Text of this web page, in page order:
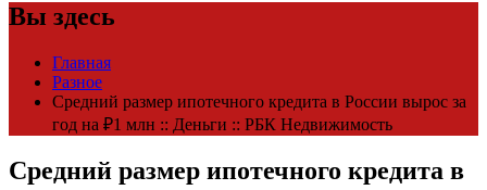
Вы здесь
Главная
Разное
Средний размер ипотечного кредита в России вырос за
год на ₽1 млн :: Деньги :: РБК Недвижимость
Средний размер ипотечного кредита в